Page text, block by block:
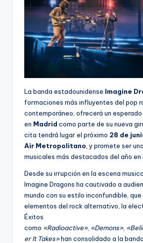
La banda estadounidense Imagine
formaciones más influyentes del pop
contemporáneo, ofrecerá un
en Madrid como parte de su nueva
cita tendrá lugar el próximo 28 de
Air Metropolitano , y promete ser
musicales más destacados del año en
Desde su irrupción en la escena
Imagine Dragons ha cautivado a
mundo con su estilo inconfundible,
elementos del rock alternativo, la
Éxitos
como «Radioactive», «Demons»,
er It Takes»han consolidado a la